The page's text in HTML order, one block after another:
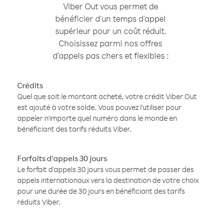
Viber Out vous permet de
bénéficier d'un temps d'appel
supérieur pour un coût réduit.
Choisissez parmi nos offres
d'appels pas chers et flexibles :
Crédits
Quel que soit le montant acheté, votre crédit Viber Out
est ajouté à votre solde. Vous pouvez l'utiliser pour
appeler n'importe quel numéro dans le monde en
bénéficiant des tarifs réduits Viber.
Forfaits d'appels 30 jours
Le forfait d'appels 30 jours vous permet de passer des
appels internationaux vers la destination de votre choix
pour une durée de 30 jours en bénéficiant des tarifs
réduits Viber.